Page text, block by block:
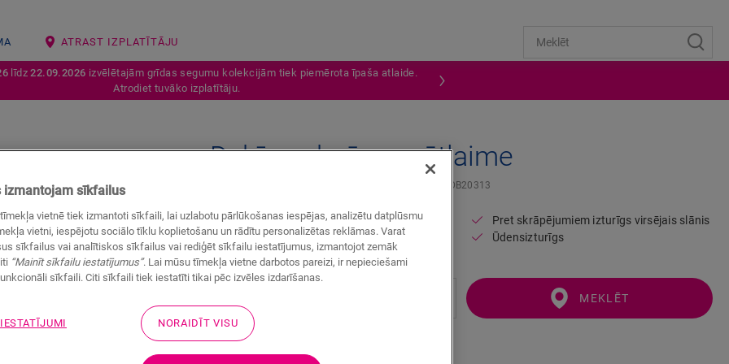
ATRAST IZPLATĪTĀJU
līdz22.09.2026 izvēlētajām grīdas segumu kolekcijām tiek piemērota īpaša atlaide.
Atrodiet tuvāko izplatītāju.
Dabīga okeāna svētlaime
QSVSKDB20313
Skaista apdare
Krāsas pieskaņotas jūsu grīdai
Pret skrāpējumiem izturīgs virsējais slānis
Ūdensizturīgs
MEKLĒT
izmantojam sīkfailus
vietnē tiek izmantoti sīkfaili, lai uzlabotu pārlūkošanas iespējas, analizētu datplūsmu
vietni, iespējotu sociālo tīklu koplietošanu un rādītu personalizētas reklāmas. Varat
sīkfailus vai analītiskos sīkfailus vai rediģēt sīkfailu iestatījumus, izmantojot zemāk
“Mainīt sīkfailu iestatījumus”. Lai mūsu tīmekļa vietne darbotos pareizi, ir nepieciešami
sīkfaili. Citi sīkfaili tiek iestatīti tikai pēc izvēles izdarīšanas.
NORAIDĪT VISU